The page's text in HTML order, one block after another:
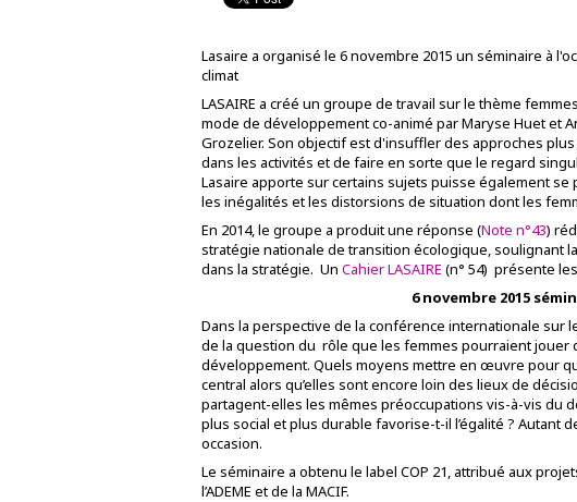
Lasaire a organisé le 6 novembre 2015 un séminaire à
climat
LASAIRE a créé un groupe de travail sur le thème
mode de développement co-animé par Maryse Huet et
Grozelier. Son objectif est d'insuffler des approches
dans les activités et de faire en sorte que le regard
Lasaire apporte sur certains sujets puisse également se
les inégalités et les distorsions de situation dont les
En 2014, le groupe a produit une réponse (Note n°43)
stratégie nationale de transition écologique, soulignant
dans la stratégie. Un Cahier LASAIRE (n° 54) présente
6 novembre 2015
Dans la perspective de la conférence internationale sur
de la question du rôle que les femmes pourraient jouer
développement. Quels moyens mettre en œuvre pour
central alors qu’elles sont encore loin des lieux de
partagent-elles les mêmes préoccupations vis-à-vis du
plus social et plus durable favorise-t-il l’égalité ? Autant
occasion.
Le séminaire a obtenu le label COP 21, attribué aux
l’ADEME et de la MACIF.